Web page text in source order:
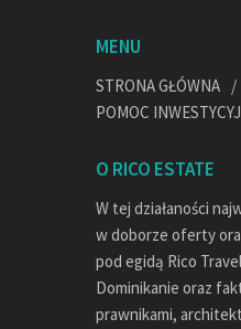
MENU
STRONA GŁÓWNA
POMOC
O RICO ESTATE
W tej działaności
w doborze oferty
pod egidą Rico
Dominikanie oraz
prawnikami,